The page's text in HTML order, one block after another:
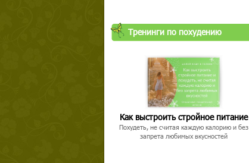
Тренинги по похудению
Как выстроить стройное питание
Похудеть, не считая каждую калорию и без
запрета любимых вкусностей